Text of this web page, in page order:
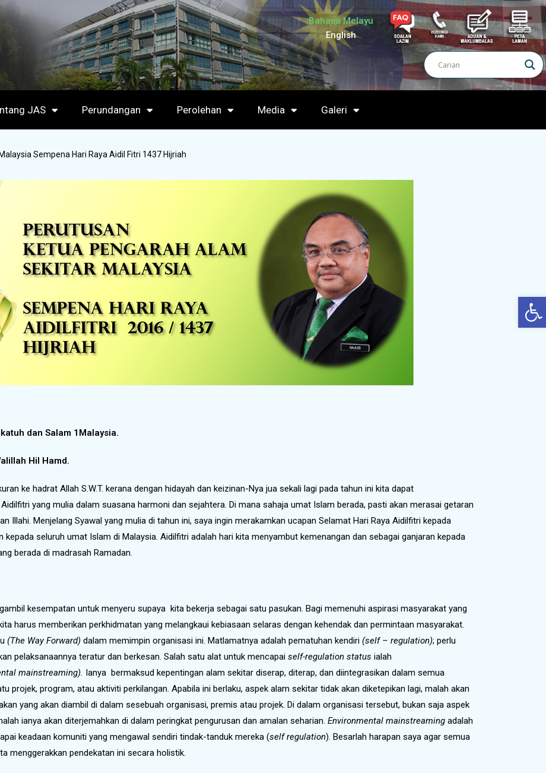
Bahasa Melayu
English
JAS Perundangan Perolehan Media Galeri
Sempena Hari Raya Aidil Fitri 1437 Hijriah
dan Salam 1Malaysia.
Hil Hamd.
ke hadrat Allah S.W.T. kerana dengan hidayah dan keizinan-Nya jua sekali lagi pada tahun ini kita dapat
yang mulia dalam suasana harmoni dan sejahtera. Di mana sahaja umat Islam berada, pasti akan merasai getaran
Illahi. Menjelang Syawal yang mulia di tahun ini, saya ingin merakamkan ucapan Selamat Hari Raya Aidilfitri kepada
seluruh umat Islam di Malaysia. Aidilfitri adalah hari kita menyambut kemenangan dan sebagai ganjaran kepada
berada di madrasah Ramadan.
kesempatan untuk menyeru supaya kita bekerja sebagai satu pasukan. Bagi memenuhi aspirasi masyarakat yang
harus memberikan perkhidmatan yang melangkaui kebiasaan selaras dengan kehendak dan permintaan masyarakat.
(The Way Forward) dalam memimpin organisasi ini. Matlamatnya adalah pematuhan kendiri (self – regulation); perlu
pelaksanaannya teratur dan berkesan. Salah satu alat untuk mencapai self-regulation status ialah
mainstreaming). Ianya bermaksud kepentingan alam sekitar diserap, diterap, dan diintegrasikan dalam semua
projek, program, atau aktiviti perkilangan. Apabila ini berlaku, aspek alam sekitar tidak akan diketepikan lagi, malah akan
yang akan diambil di dalam sesebuah organisasi, premis atau projek. Di dalam organisasi tersebut, bukan saja aspek
ianya akan diterjemahkan di dalam peringkat pengurusan dan amalan seharian. Environmental mainstreaming adalah
keadaan komuniti yang mengawal sendiri tindak-tanduk mereka (self regulation). Besarlah harapan saya agar semua
menggerakkan pendekatan ini secara holistik.